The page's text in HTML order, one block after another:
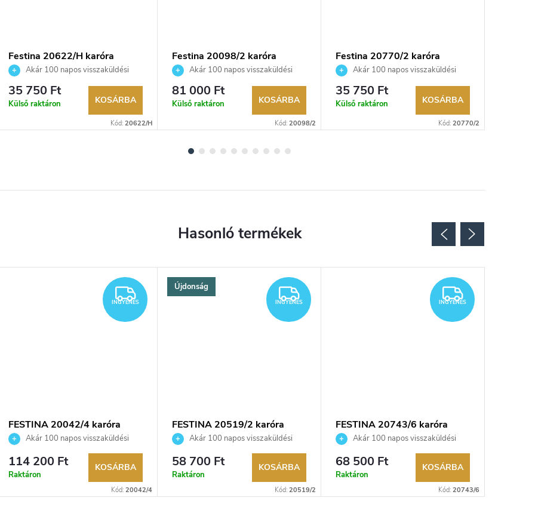
Festina 20622/H karóra
Akár 100 napos visszaküldési
lehetőség. Hivatalos márkakereskedő.
35 750 Ft
Külső raktáron KOSÁRBA
Kód: 20622/H
Festina 20098/2 karóra
Akár 100 napos visszaküldési
lehetőség. Hivatalos márkakereskedő.
81 000 Ft
Külső raktáron KOSÁRBA
Kód: 20098/2
Festina 20770/2 karóra
Akár 100 napos visszaküldési
lehetőség. Hivatalos márkakereskedő.
35 750 Ft
Külső raktáron KOSÁRBA
Kód: 20770/2
INGYENES
INGYENES
FESTINA 20042/4 karóra
Akár 100 napos visszaküldési
lehetőség. Hivatalos márkakereskedő.
114 200 Ft
Raktáron
KOSÁRBA
Kód: 20042/4
Újdonság INGYENES
INGYENES
FESTINA 20519/2 karóra
Akár 100 napos visszaküldési
lehetőség. Hivatalos márkakereskedő.
58 700 Ft
Raktáron
KOSÁRBA
Kód: 20519/2
INGYENES
INGYENES
FESTINA 20743/6 karóra
Akár 100 napos visszaküldési
lehetőség. Hivatalos márkakereskedő.
68 500 Ft
Raktáron
KOSÁRBA
Kód: 20743/6